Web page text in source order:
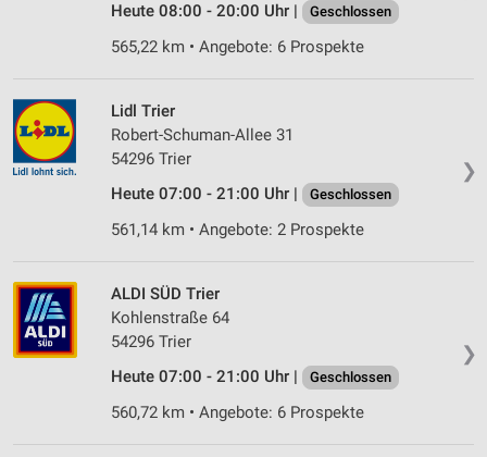
Heute 08:00 - 20:00 Uhr |
Geschlossen
565,22 km • Angebote: 6 Prospekte
❯
Lidl Trier
Robert-Schuman-Allee 31
54296 Trier
Heute 07:00 - 21:00 Uhr |
Geschlossen
561,14 km • Angebote: 2 Prospekte
❯
ALDI SÜD Trier
Kohlenstraße 64
54296 Trier
Heute 07:00 - 21:00 Uhr |
Geschlossen
560,72 km • Angebote: 6 Prospekte